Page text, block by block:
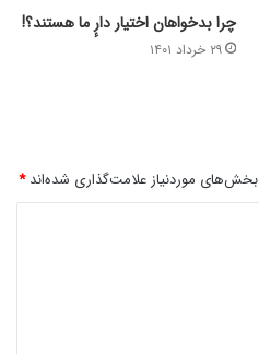
چرا بدخواهان اختیار دارٕ ما هستند؟!
۲۹ خرداد ۱۴۰۱
بخش‌های موردنیاز علامت‌گذاری شده‌اند*